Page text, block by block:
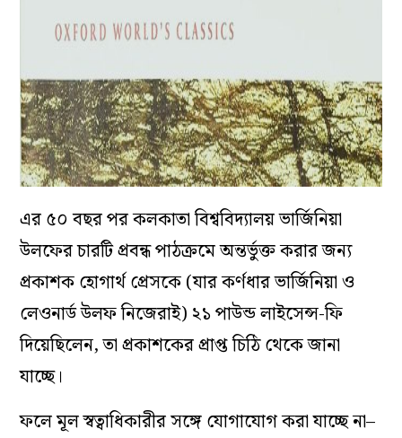
এর ৫০ বছর পর কলকাতা বিশ্ববিদ্যালয় ভার্জিনিয়া
উলফের চারটি প্রবন্ধ পাঠক্রমে অন্তর্ভুক্ত করার জন্য
প্রকাশক হোগার্থ প্রেসকে (যার কর্ণধার ভার্জিনিয়া ও
লেওনার্ড উলফ নিজেরাই) ২১ পাউন্ড লাইসেন্স-ফি
দিয়েছিলেন, তা প্রকাশকের প্রাপ্ত চিঠি থেকে জানা
যাচ্ছে।
ফলে মূল স্বত্বাধিকারীর সঙ্গে যোগাযোগ করা যাচ্ছে না–